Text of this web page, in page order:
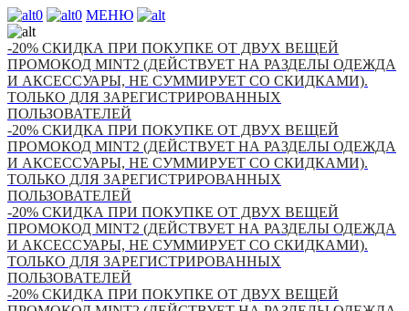
0 0 МЕНЮ
-20% СКИДКА ПРИ ПОКУПКЕ ОТ ДВУХ ВЕЩЕЙ
ПРОМОКОД MINT2 (ДЕЙСТВУЕТ НА РАЗДЕЛЫ ОДЕЖДА
И АКСЕССУАРЫ, НЕ СУММИРУЕТ СО СКИДКАМИ).
ТОЛЬКО ДЛЯ ЗАРЕГИСТРИРОВАННЫХ
ПОЛЬЗОВАТЕЛЕЙ
-20% СКИДКА ПРИ ПОКУПКЕ ОТ ДВУХ ВЕЩЕЙ
ПРОМОКОД MINT2 (ДЕЙСТВУЕТ НА РАЗДЕЛЫ ОДЕЖДА
И АКСЕССУАРЫ, НЕ СУММИРУЕТ СО СКИДКАМИ).
ТОЛЬКО ДЛЯ ЗАРЕГИСТРИРОВАННЫХ
ПОЛЬЗОВАТЕЛЕЙ
-20% СКИДКА ПРИ ПОКУПКЕ ОТ ДВУХ ВЕЩЕЙ
ПРОМОКОД MINT2 (ДЕЙСТВУЕТ НА РАЗДЕЛЫ ОДЕЖДА
И АКСЕССУАРЫ, НЕ СУММИРУЕТ СО СКИДКАМИ).
ТОЛЬКО ДЛЯ ЗАРЕГИСТРИРОВАННЫХ
ПОЛЬЗОВАТЕЛЕЙ
-20% СКИДКА ПРИ ПОКУПКЕ ОТ ДВУХ ВЕЩЕЙ